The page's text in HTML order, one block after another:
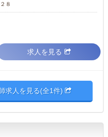
８
求人を見る
求人を見る(全1件)